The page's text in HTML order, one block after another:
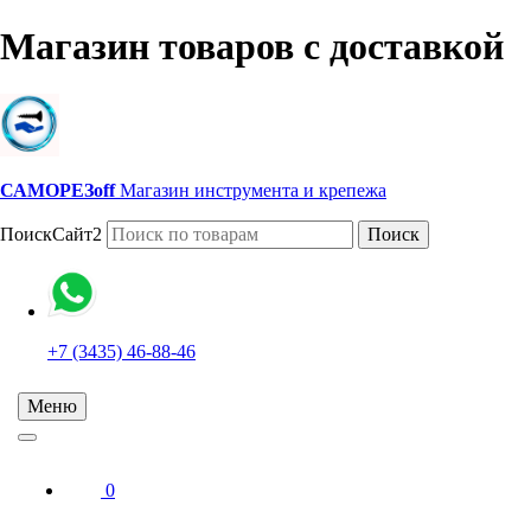
Магазин товаров с доставкой
САМОРЕЗoff Магазин инструмента и крепежа
ПоискСайт2 Поиск
+7 (3435) 46-88-46
Меню
0